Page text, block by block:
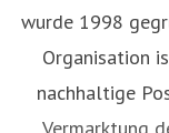
wurde 1998
Organisation
nachhaltige
Vermarktung